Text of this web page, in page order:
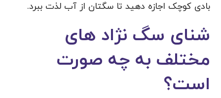
بادی کوچک اجازه دهید تا سگتان از آب لذت ببرد.
شنای سگ نژاد های
مختلف به چه صورت
است؟